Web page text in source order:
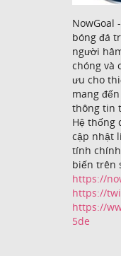
NowGoal
bóng đá
người
chóng và
ưu cho
mang
thông tin
Hệ thống
cập nhật
tính
biến trên
https://
https://
https://
5de